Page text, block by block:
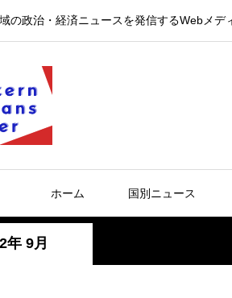
の政治・経済ニュースを発信するWebメデ
ホーム 国別ニュース
年 9月